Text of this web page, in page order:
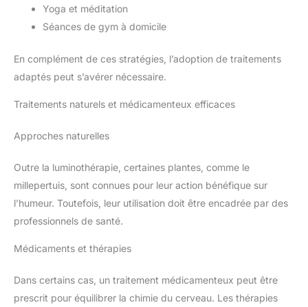
Yoga et méditation
Séances de gym à domicile
En complément de ces stratégies, l’adoption de traitements
adaptés peut s’avérer nécessaire.
Traitements naturels et médicamenteux efficaces
Approches naturelles
Outre la luminothérapie, certaines plantes, comme le
millepertuis, sont connues pour leur action bénéfique sur
l’humeur. Toutefois, leur utilisation doit être encadrée par des
professionnels de santé.
Médicaments et thérapies
Dans certains cas, un traitement médicamenteux peut être
prescrit pour équilibrer la chimie du cerveau. Les thérapies